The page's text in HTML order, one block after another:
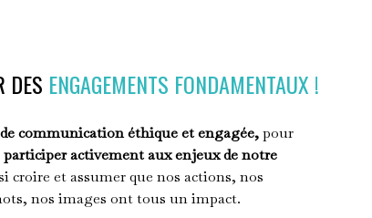
DES ENGAGEMENTS FONDAMENTAUX !
communication éthique et engagée,pour
participer activement aux enjeux de notre
croire et assumer que nos actions, nos
nos images ont tous un impact.